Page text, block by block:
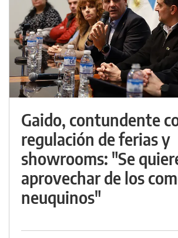
Gaido, contundente
regulación de ferias y
showrooms: "Se
aprovechar de los
neuquinos"